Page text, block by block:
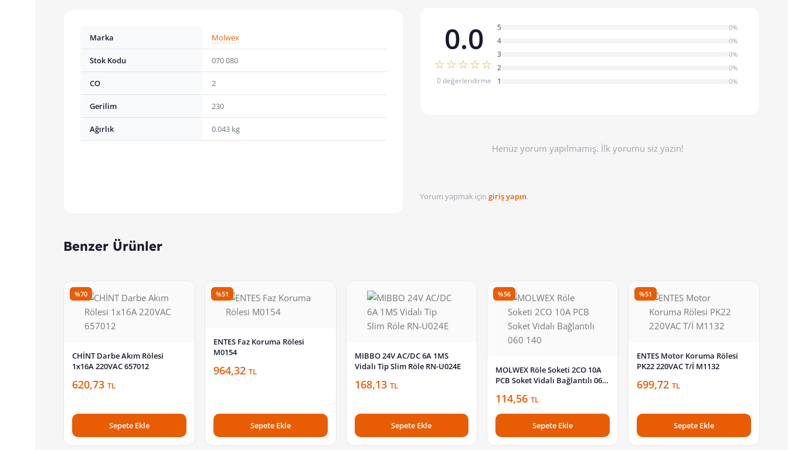
Marka Molwex
Stok Kodu 070 080
CO 2
Gerilim 230
Ağırlık 0.043 kg
0.0
☆☆☆☆☆
0 değerlendirme
5 0%
4 0%
3 0%
2 0%
1 0%
Henüz yorum yapılmamış. İlk yorumu siz yazın!
Yorum yapmak için giriş yapın.
Benzer Ürünler
%70
CHİNT Darbe Akım Rölesi
1x16A 220VAC 657012
620,73 TL
Sepete Ekle
%51
ENTES Faz Koruma Rölesi
M0154
964,32 TL
Sepete Ekle
MIBBO 24V AC/DC 6A 1MS
Vidalı Tip Slim Röle RN-U024E
168,13 TL
Sepete Ekle
%56
MOLWEX Röle Soketi 2CO 10A
PCB Soket Vidalı Bağlantılı 060
114,56TL
Sepete Ekle
%51
ENTES Motor Koruma Rölesi
PK22 220VAC T/İ M1132
699,72TL
Sepete Ekle